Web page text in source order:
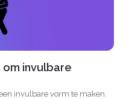
om invulbare
invulbare vorm te maken.